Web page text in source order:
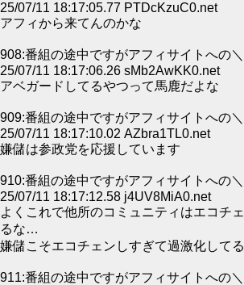
25/07/11 18:17:05.77 PTDcKzuC0.net
アフィから来てんのかな
908:番組の途中ですがアフィサイトへの
25/07/11 18:17:06.26 sMb2AwKK0.net
アベガードしてるやつって馬鹿だよな
909:番組の途中ですがアフィサイトへの
25/07/11 18:17:10.02 AZbra1TL0.net
嫌儲は参政党を応援しています
910:番組の途中ですがアフィサイトへの
25/07/11 18:17:12.58 j4UV8MiA0.net
よくこれで他所のコミュニティはエコチ
るな…
嫌儲こそエコチェンしすぎて過激化して
911:番組の途中ですがアフィサイトへの